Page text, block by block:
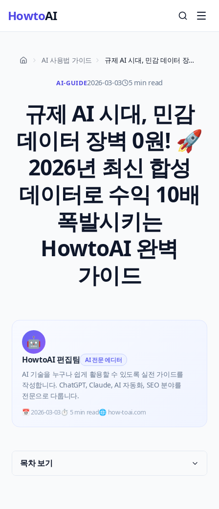
HowtoAI
AI 사용법 가이드 규제 AI 시대, 민감 데이터 장벽 0원! 🚀 2026년 최신 합성 데이터로 수익 10배 폭발시키는 HowtoAI 완벽 가이드
AI-GUIDE2026-03-03 5 min read
규제 AI 시대, 민감
데이터 장벽 0원! 🚀
2026년 최신 합성
데이터로 수익 10배
폭발시키는
HowtoAI 완벽
가이드
🤖
HowtoAI 편집팀 AI 전문 에디터
AI 기술을 누구나 쉽게 활용할 수 있도록 실전 가이드를
작성합니다. ChatGPT, Claude, AI 자동화, SEO 분야를
전문으로 다룹니다.
📅2026-03-03⏱️ 5 min read🌐 how-toai.com
목차 보기